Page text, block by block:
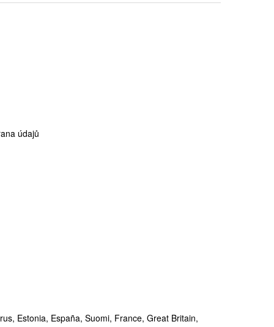
údajů
Estonia, España, Suomi, France, Great Britain,